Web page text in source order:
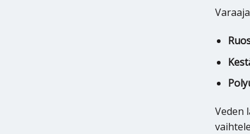
Veden